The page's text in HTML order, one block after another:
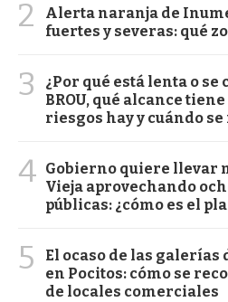
2
Alerta naranja de
fuertes y severas: qué
3
¿Por qué está lenta o
BROU, qué alcance
riesgos hay y cuándo
4 Gobierno quiere llevar
Vieja aprovechando
públicas: ¿cómo es el
5
El ocaso de las galerías
en Pocitos: cómo se
de locales comerciales